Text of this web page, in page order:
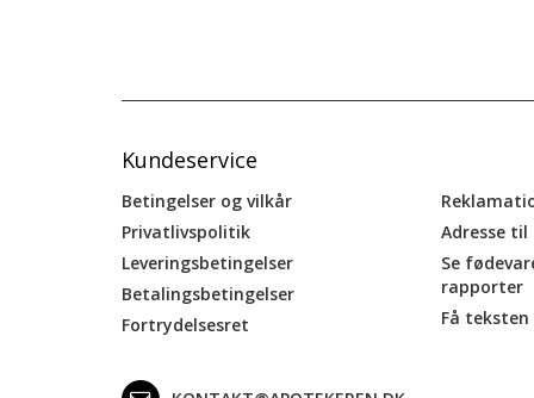
Kundeservice
Betingelser og vilkår
Privatlivspolitik
Leveringsbetingelser
Betalingsbetingelser
Fortrydelsesret
Adresse
Se
rapporter
Få